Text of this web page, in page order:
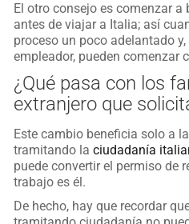
El otro consejo es comenzar
antes de viajar a Italia; así
proceso un poco adelantado
empleador, pueden comenzar
¿Qué pasa con los
extranjero que
Este cambio beneficia solo a
tramitando laciudadanía
puede convertir el permiso de
trabajo es él.
De hecho, hay que recordar